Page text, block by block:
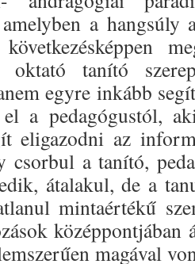
a hangsúly
oktató tanító
egyre inkább
a pedagógustól,
eligazodni az
csorbul a tanító,
átalakul, de a
mintaértékű
középpontjában
magával